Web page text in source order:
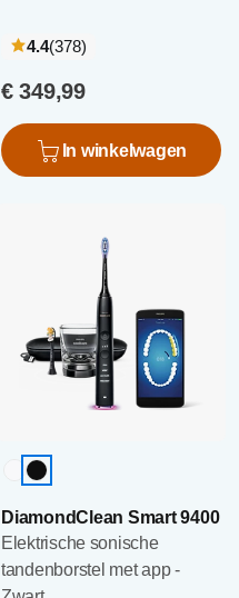
4.4(378recensies
)
€ 349,99
In winkelwagen
DiamondClean Smart 9400
Elektrische sonische
tandenborstel met app -